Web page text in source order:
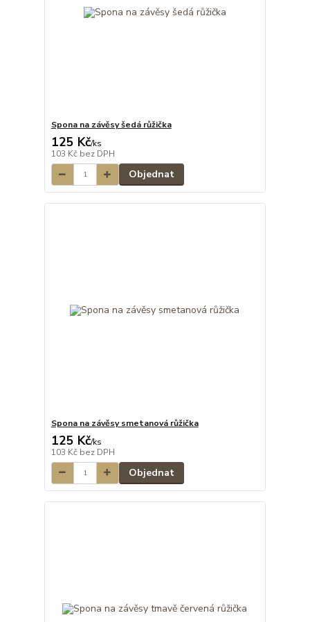
Spona na závěsy šedá růžička
125 Kč/ks
103 Kč bez DPH
Objednat
Spona na závěsy smetanová růžička
125 Kč/ks
103 Kč bez DPH
Objednat